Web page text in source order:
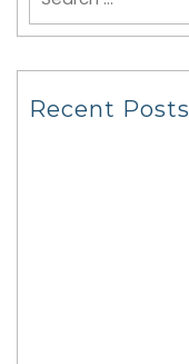
Recent Posts